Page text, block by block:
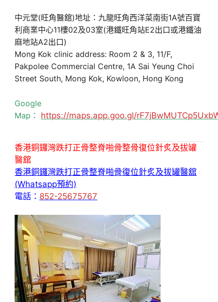
中元堂(旺角醫舘)地址：九龍旺角西洋菜南街1A號百寶
利商業中心11樓02及03室(港鐵旺角站E2出口或港鐵油
麻地站A2出口)
Mong Kok clinic address: Room 2 & 3, 11/F,
Pakpolee Commercial Centre, 1A Sai Yeung Choi
Street South, Mong Kok, Kowloon, Hong Kong
Google
Map： https://maps.app.goo.gl/
香港銅鑼灣跌打正骨整脊啪骨整骨復位針炙及拔罐
醫舘
香港銅鑼灣跌打正骨整脊啪骨復位針炙及拔罐醫舘
(Whatsapp預約)
電話： 852-25675767